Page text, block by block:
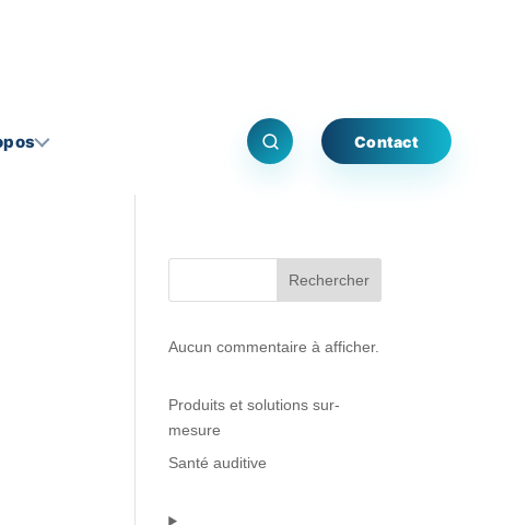
Contact
Rechercher
Aucun commentaire à afficher.
Produits et solutions sur-
mesure
Santé auditive